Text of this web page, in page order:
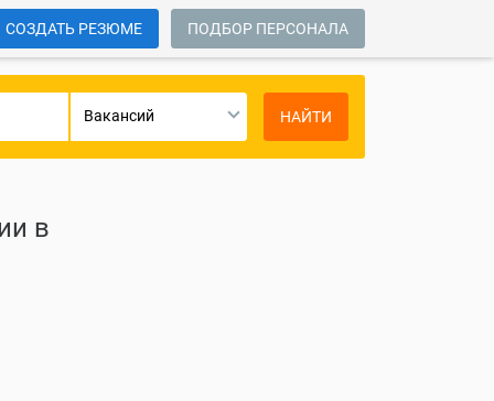
СОЗДАТЬ РЕЗЮМЕ ПОДБОР ПЕРСОНАЛА
Вакансий НАЙТИ
в